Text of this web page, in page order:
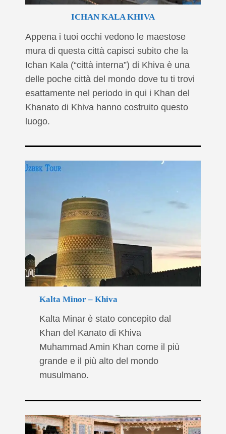
ICHAN KALA KHIVA
Appena i tuoi occhi vedono le maestose
mura di questa città capisci subito che la
Ichan Kala (“città interna”) di Khiva è una
delle poche città del mondo dove tu ti trovi
esattamente nel periodo in qui i Khan del
Khanato di Khiva hanno costruito questo
luogo.
Kalta Minor – Khiva
Kalta Minar è stato concepito dal
Khan del Kanato di Khiva
Muhammad Amin Khan come il più
grande e il più alto del mondo
musulmano.